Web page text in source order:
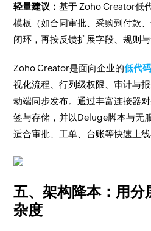
轻量建议：基于 Zoho Creator低
模板（如合同审批、采购到付款
闭环，再按反馈扩展字段、规则与
Zoho Creator是面向企业的低代
视化流程、行列级权限、审计与
动端同步发布。通过丰富连接器
签与存储，并以Deluge脚本与无
适合审批、工单、台账等快速上线
五、架构降本：用分
杂度